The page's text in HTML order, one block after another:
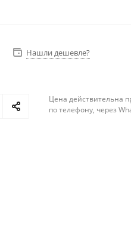
2Тб, БП 600Вт
Нашли дешевле?
Цена действительна
по телефону, через